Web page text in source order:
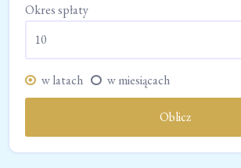
Okres spłaty
w latach w miesiącach
Oblicz